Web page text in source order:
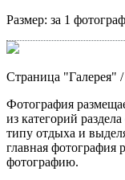
Размер: за 1
Страница "Галерея"
Фотография
из категорий
типу отдыха и
главная фотография
фотографию.